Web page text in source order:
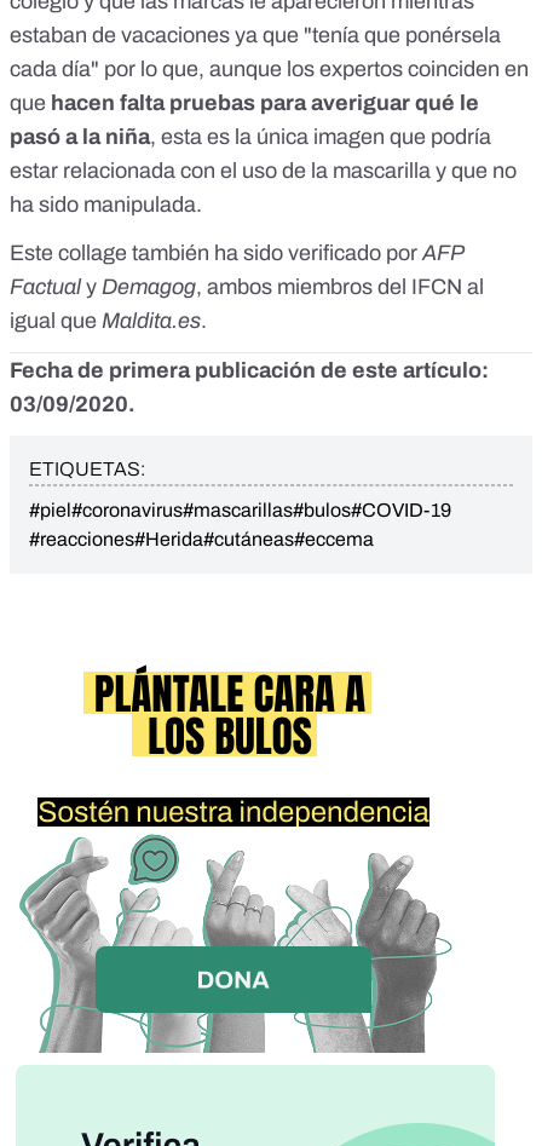
estaban de vacaciones ya que "tenía que ponérsela
cada día" por lo que, aunque los expertos coinciden en
que hacen falta pruebas para averiguar qué le
pasó a la niña, esta es la única imagen que podría
estar relacionada con el uso de la mascarilla y que no
ha sido manipulada.
Este collage también ha sido verificado porAFP
Factualy Demagog, ambos miembros del IFCN al
igual que Maldita.es.
Fecha de primera publicación de este artículo:
03/09/2020.
ETIQUETAS:
#piel#coronavirus#mascarillas#bulos#COVID-19
#reacciones#Herida#cutáneas#eccema